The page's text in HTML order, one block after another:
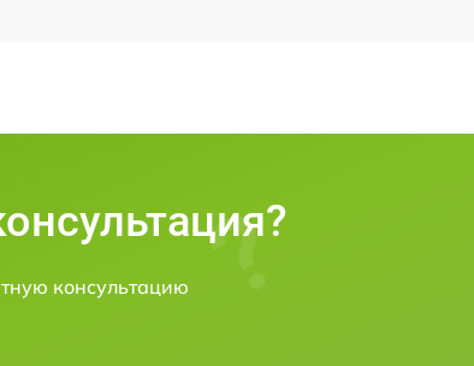
консультацию